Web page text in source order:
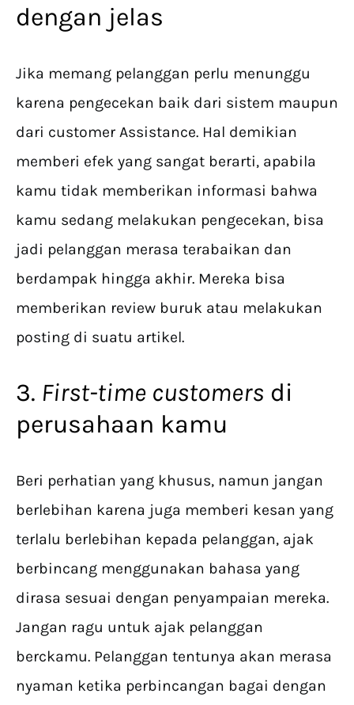
dengan jelas
Jika memang pelanggan perlu menunggu
karena pengecekan baik dari sistem maupun
dari customer Assistance. Hal demikian
memberi efek yang sangat berarti, apabila
kamu tidak memberikan informasi bahwa
kamu sedang melakukan pengecekan, bisa
jadi pelanggan merasa terabaikan dan
berdampak hingga akhir. Mereka bisa
memberikan review buruk atau melakukan
posting di suatu artikel.
3. First-time customers di
perusahaan kamu
Beri perhatian yang khusus, namun jangan
berlebihan karena juga memberi kesan yang
terlalu berlebihan kepada pelanggan, ajak
berbincang menggunakan bahasa yang
dirasa sesuai dengan penyampaian mereka.
Jangan ragu untuk ajak pelanggan
berckamu. Pelanggan tentunya akan merasa
nyaman ketika perbincangan bagai dengan